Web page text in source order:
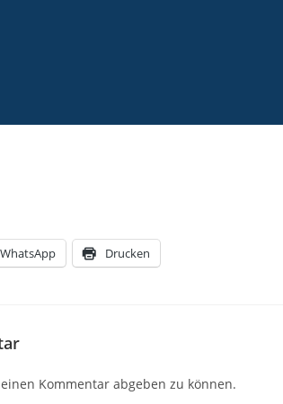
WhatsApp Drucken
Kommentar abgeben zu können.